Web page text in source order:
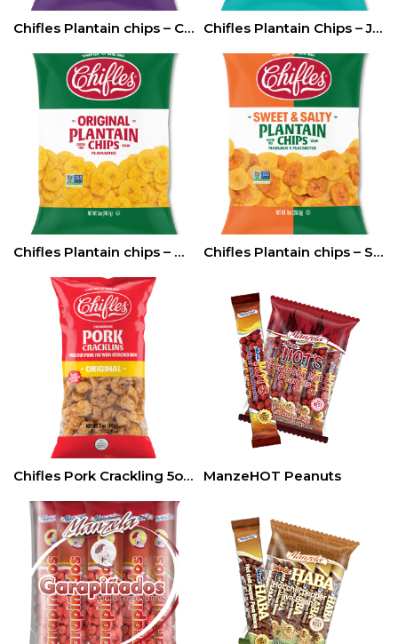
Chifles Plantain chips – Chili Lime 8.5oz-14pz Chifles Plantain Chips – Jalapeño Ranch 4.5oz-14pz
Chifles Plantain chips – Original 5oz-14pz Chifles Plantain chips – Sweet and Salty 5oz-14pz
Chifles Pork Crackling 5oz-24pz ManzeHOT Peanuts